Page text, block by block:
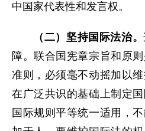
中国家代表性和发言权。
（二）坚持国际法治。
障。联合国宪章宗旨和原
准则，必须毫不动摇加以
在广泛共识的基础上制定
国际规则平等统一适用，